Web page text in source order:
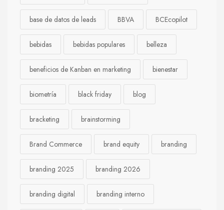
base de datos de leads BBVA BCEcopilot
bebidas bebidas populares belleza
beneficios de Kanban en marketing bienestar
biometría black friday blog
bracketing brainstorming
Brand Commerce brand equity branding
branding 2025 branding 2026
branding digital branding interno